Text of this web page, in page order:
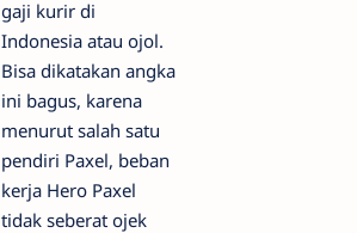
gaji kurir di
Indonesia atau ojol.
Bisa dikatakan angka
ini bagus, karena
menurut salah satu
pendiri Paxel, beban
kerja Hero Paxel
tidak seberat ojek